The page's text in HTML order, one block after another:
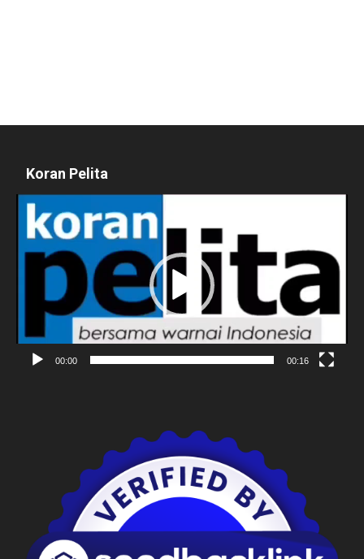
Koran Pelita
Pemutar
Video
00:00 00:16